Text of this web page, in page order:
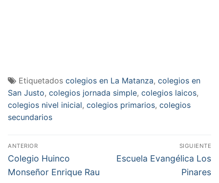
Etiquetados colegios en La Matanza, colegios en
San Justo, colegios jornada simple, colegios laicos,
colegios nivel inicial, colegios primarios, colegios
secundarios
Navegación
de
entradas
ANTERIOR
Entrada
anterior:
Colegio Huinco
Monseñor Enrique Rau
SIGUIENTE
Entrada
Escuela Evangélica Los
Pinares